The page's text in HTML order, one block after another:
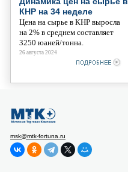
КНР на 34 неделе
Цена на сырье в КНР выросла
на 2% в среднем составляет
3250 юаней/тонна.
26 августа 2024
msk@mtk-fortuna.ru